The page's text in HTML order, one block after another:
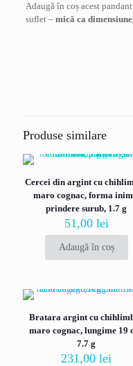
Adaugă în coș acest
suflet – mică ca
galben, model
g”
Adresa ta de email nu va fi
marcate cu*
Evaluarea ta*
Produse similare
Cercei din argint cu
maro cognac, forma
prindere surub, 1.7 g
51,00 lei
Adaugă în coș
Bratara argint cu
maro cognac, lungime 19
7.7 g
231,00lei